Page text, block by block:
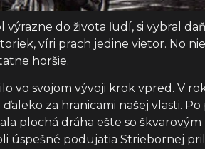
do života ľudí, si vybral
víri prach jedine vietor. No
horšie.
vo svojom vývoji krok vpred. V
za hranicami našej vlasti.
plochá dráha ešte so
úspešné podujatia Striebornej